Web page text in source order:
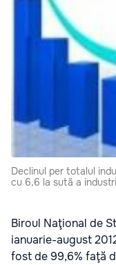
Declinul per totalul
cu 6,6 la sută a
Biroul Naţional de
ianuarie-august
fost de 99,6% faţă